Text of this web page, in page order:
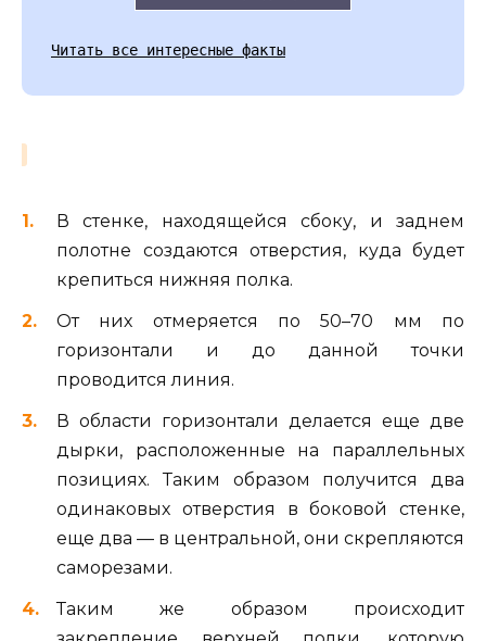
Читать все интересные факты
В стенке, находящейся сбоку, и заднем
полотне создаются отверстия, куда будет
крепиться нижняя полка.
От них отмеряется по 50–70 мм по
горизонтали и до данной точки
проводится линия.
В области горизонтали делается еще две
дырки, расположенные на параллельных
позициях. Таким образом получится два
одинаковых отверстия в боковой стенке,
еще два — в центральной, они скрепляются
саморезами.
Таким же образом происходит